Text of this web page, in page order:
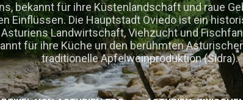
bekannt für ihre Küstenlandschaft und raue
Einflüssen. Die Hauptstadt Oviedo ist ein
Landwirtschaft, Viehzucht und
für ihre Küche un den berühmten
traditionelle Apfelweinproduktion (Sidra).